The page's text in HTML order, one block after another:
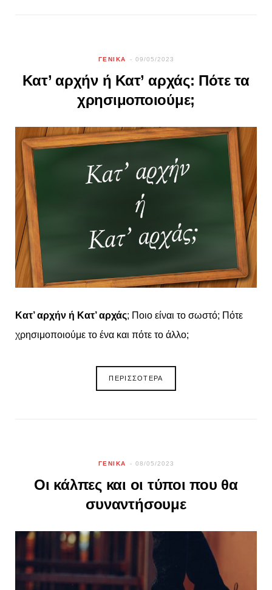
ΓΕΝΙΚΑ 09/05/2023
Κατ’ αρχήν ή Κατ’ αρχάς: Πότε τα
χρησιμοποιούμε;
Κατ’ αρχήν ή Κατ’ αρχάς; Ποιο είναι το σωστό; Πότε
χρησιμοποιούμε το ένα και πότε το άλλο;
ΠΕΡΙΣΣΟΤΕΡΑ
ΓΕΝΙΚΑ 08/05/2023
Οι κάλπες και οι τύποι που θα
συναντήσουμε